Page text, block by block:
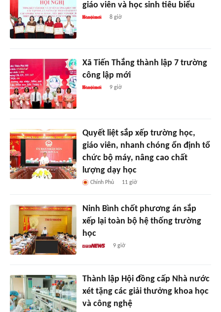
giáo viên và học sinh tiêu biểu
8 giờ
Xã Tiến Thắng thành lập 7 trường
công lập mới
9 giờ
Quyết liệt sắp xếp trường học,
giáo viên, nhanh chóng ổn định tổ
chức bộ máy, nâng cao chất
lượng dạy học
Chính Phủ 11 giờ
Ninh Bình chốt phương án sắp
xếp lại toàn bộ hệ thống trường
học
9 giờ
Thành lập Hội đồng cấp Nhà nước
xét tặng các giải thưởng khoa học
và công nghệ